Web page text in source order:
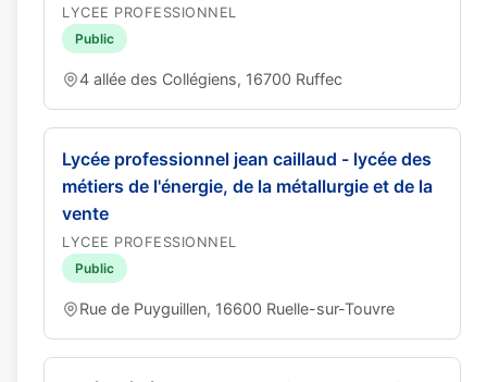
LYCEE PROFESSIONNEL
Public
4 allée des Collégiens, 16700 Ruffec
Lycée professionnel jean caillaud - lycée des
métiers de l'énergie, de la métallurgie et de la
vente
LYCEE PROFESSIONNEL
Public
Rue de Puyguillen, 16600 Ruelle-sur-Touvre